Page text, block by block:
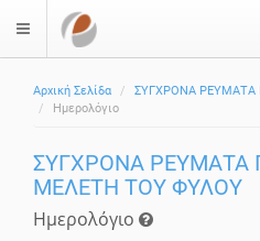
$langMenu
Αρχική Σελίδα
ΣΥΓΧΡΟΝΑ ΡΕΥΜΑΤΑ
Ημερολόγιο
ΣΥΓΧΡΟΝΑ ΡΕΥΜΑΤΑ
ΜΕΛΕΤΗ ΤΟΥ ΦΥΛΟΥ
Ημερολόγιο